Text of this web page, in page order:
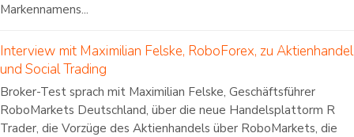
Markennamens...
Interview mit Maximilian Felske, RoboForex, zu Aktienhandel
und Social Trading
Broker-Test sprach mit Maximilian Felske, Geschäftsführer
RoboMarkets Deutschland, über die neue Handelsplattorm R
Trader, die Vorzüge des Aktienhandels über RoboMarkets, die